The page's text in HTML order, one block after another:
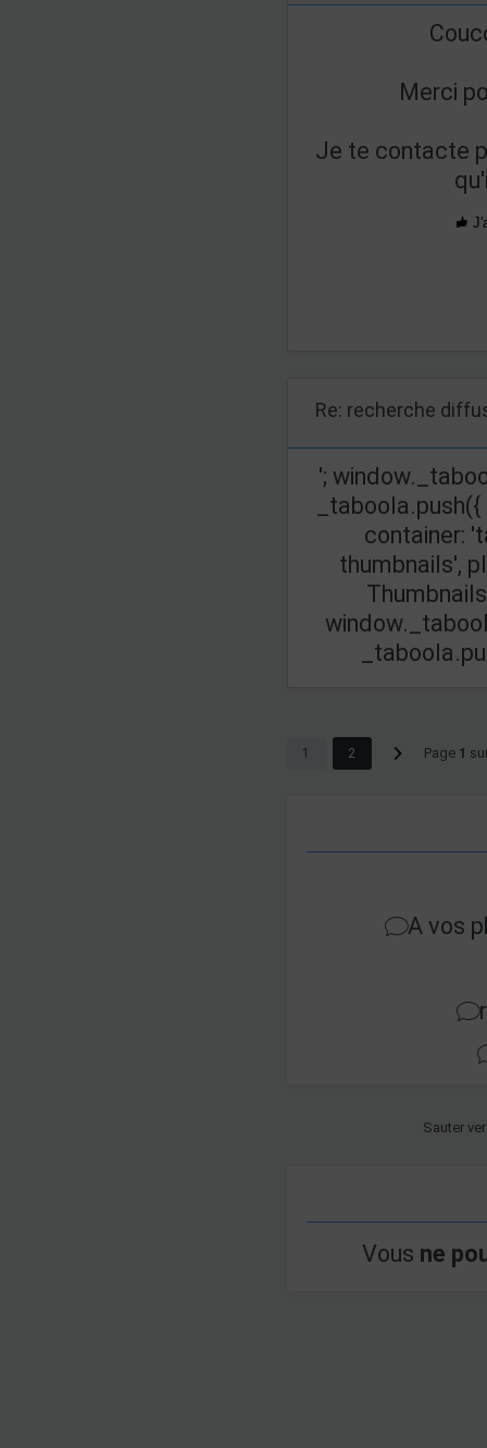
Merci
Je te contacte
Re: recherche
';
container:
thumbnails',
Page 1
1 2
A vos
Sauter
Vous ne